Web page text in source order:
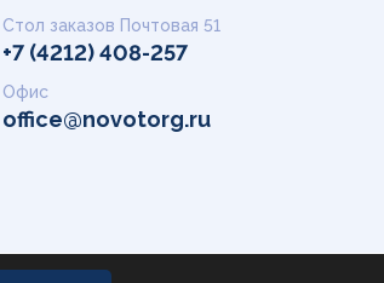
Стол заказов Почтовая 51
+7 (4212) 408-257
Офис
office@novotorg.ru